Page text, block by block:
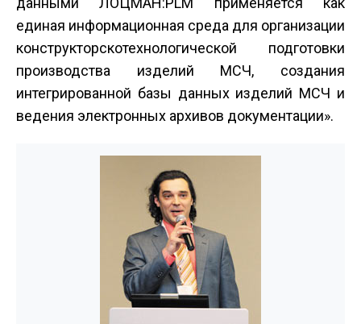
единая информационная среда для организации
конструкторско­технологической подготовки
производства изделий МСЧ, создания
интегрированной базы данных изделий МСЧ и
ведения электронных архивов документации».